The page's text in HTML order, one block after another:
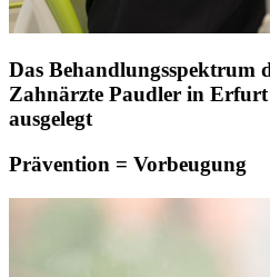
Das Behandlungsspektrum
Zahnärzte Paudler in
ausgelegt
Prävention = Vorbeugung